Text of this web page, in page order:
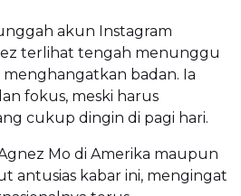
akun Instagram
terlihat tengah menunggu
badan. Ia
fokus, meski harus
cukup dingin di pagi hari.
Mo di Amerika maupun
antusias kabar ini, mengingat